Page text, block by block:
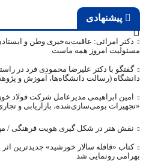
پیشنهادی
دکتر امرائی: عاقبت‌به‌خیری وطن و
مسئولیت امروز همه ماست
گفتگو با دکتر علیرضا محمودی فرد در
دانشگاه (رسالت دانشگاه‌ها، آموزش و
امین ابراهیمی مدیرعامل شرکت فولاد
«تجهیزات بومی‌سازی‌شده، بازاریابی و
نقش هنر در شکل گیری هویت فرهنگی /
کتاب «قافله‌ سالار خورشید» جدیدترین
بهرامی رونمایی شد